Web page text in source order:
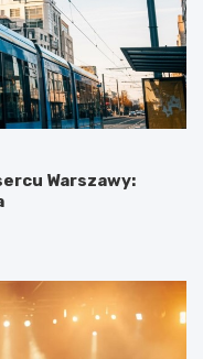
Warszawy: